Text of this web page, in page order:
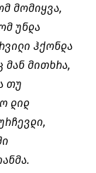
მომიყვა,
უნდა
ჰქონდა
მან მითხრა,
თუ
დიდ